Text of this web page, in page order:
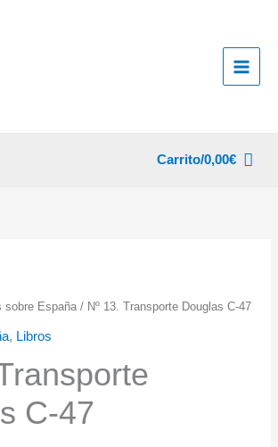
Carrito/0,00€
sobre España / Nº 13. Transporte Douglas C-47
, Libros
C-47